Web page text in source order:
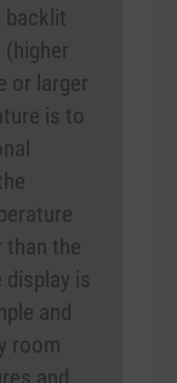
backlit
or larger
is to
than the
is
and
room
and